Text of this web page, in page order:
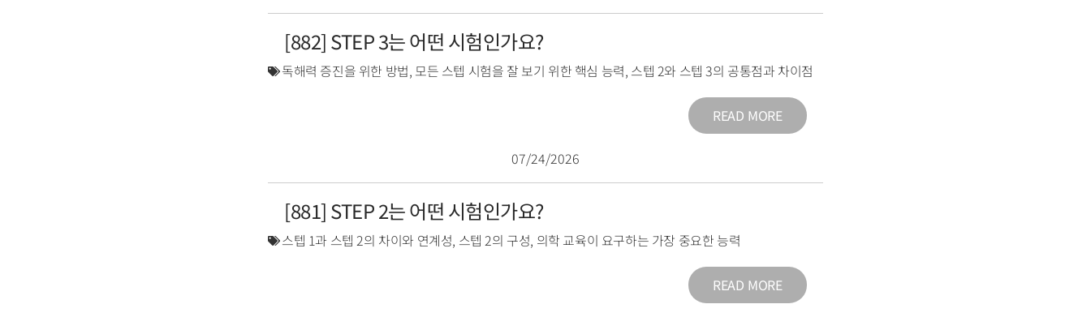
[882] STEP 3는 어떤 시험인가요?
독해력 증진을 위한 방법, 모든 스텝 시험을 잘 보기 위한 핵심 능력, 스텝 2와 스텝 3의 공통점과 차이점
READ MORE
07/24/2026
[881] STEP 2는 어떤 시험인가요?
스텝 1과 스텝 2의 차이와 연계성, 스텝 2의 구성, 의학 교육이 요구하는 가장 중요한 능력
READ MORE